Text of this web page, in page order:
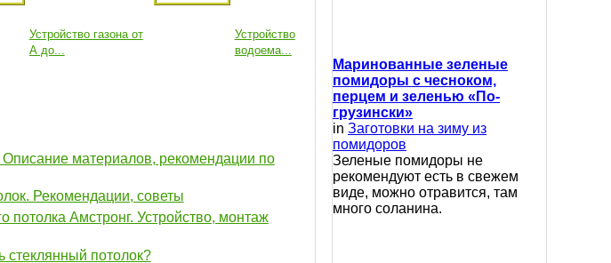
Устройство газона от
А до...
Устройство
водоема...
Описание материалов, рекомендации по
Рекомендации, советы
потолка Амстронг. Устройство, монтаж
стеклянный потолок?
Маринованные зеленые
помидоры с чесноком,
перцем и зеленью «По-
грузински»
in Заготовки на зиму из
помидоров
Зеленые помидоры не
рекомендуют есть в свежем
виде, можно отравится, там
много соланина.